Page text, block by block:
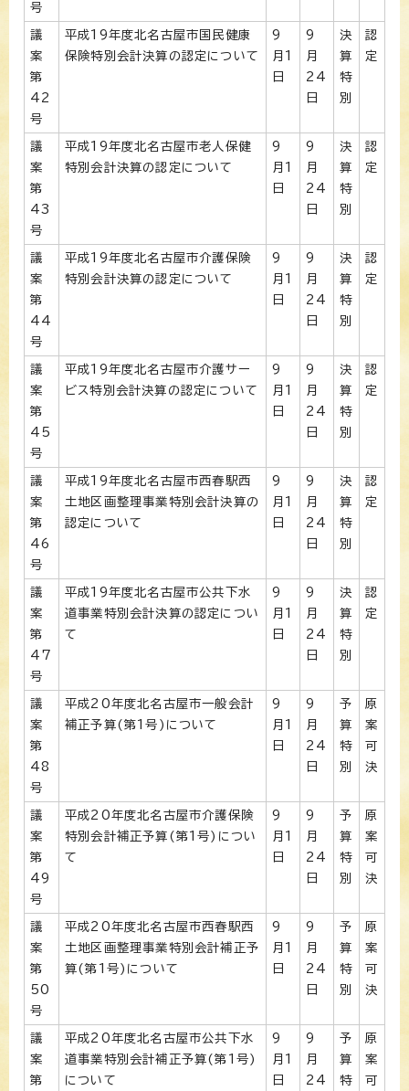
号
議
案
第
42
号
平成19年度北名古屋市国民健康
保険特別会計決算の認定について
9
月1
日
9
月
24
日
決
算
特
別
認
定
議
案
第
43
号
平成19年度北名古屋市老人保健
特別会計決算の認定について
9
月1
日
9
月
24
日
決
算
特
別
認
定
議
案
第
44
号
平成19年度北名古屋市介護保険
特別会計決算の認定について
9
月1
日
9
月
24
日
決
算
特
別
認
定
議
案
第
45
号
平成19年度北名古屋市介護サー
ビス特別会計決算の認定について
9
月1
日
9
月
24
日
決
算
特
別
認
定
議
案
第
46
号
平成19年度北名古屋市西春駅西
土地区画整理事業特別会計決算の
認定について
9
月1
日
9
月
24
日
決
算
特
別
認
定
議
案
第
47
号
平成19年度北名古屋市公共下水
道事業特別会計決算の認定につい
て
9
月1
日
9
月
24
日
決
算
特
別
認
定
議
案
第
48
号
平成20年度北名古屋市一般会計
補正予算(第1号)について
9
月1
日
9
月
24
日
予
算
特
別
原
案
可
決
議
案
第
49
号
平成20年度北名古屋市介護保険
特別会計補正予算(第1号)につい
て
9
月1
日
9
月
24
日
予
算
特
別
原
案
可
決
議
案
第
50
号
平成20年度北名古屋市西春駅西
土地区画整理事業特別会計補正予
算(第1号)について
9
月1
日
9
月
24
日
予
算
特
別
原
案
可
決
議
案
第
平成20年度北名古屋市公共下水
道事業特別会計補正予算(第1号)
について
9
月1
日
9
月
24
予
算
特
原
案
可